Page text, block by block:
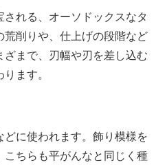
れる、オーソドックスなタ
削りや、仕上げの段階など
まで、刃幅や刃を差し込む
ます。
に使われます。飾り模様を
ちらも平がんなと同じく種